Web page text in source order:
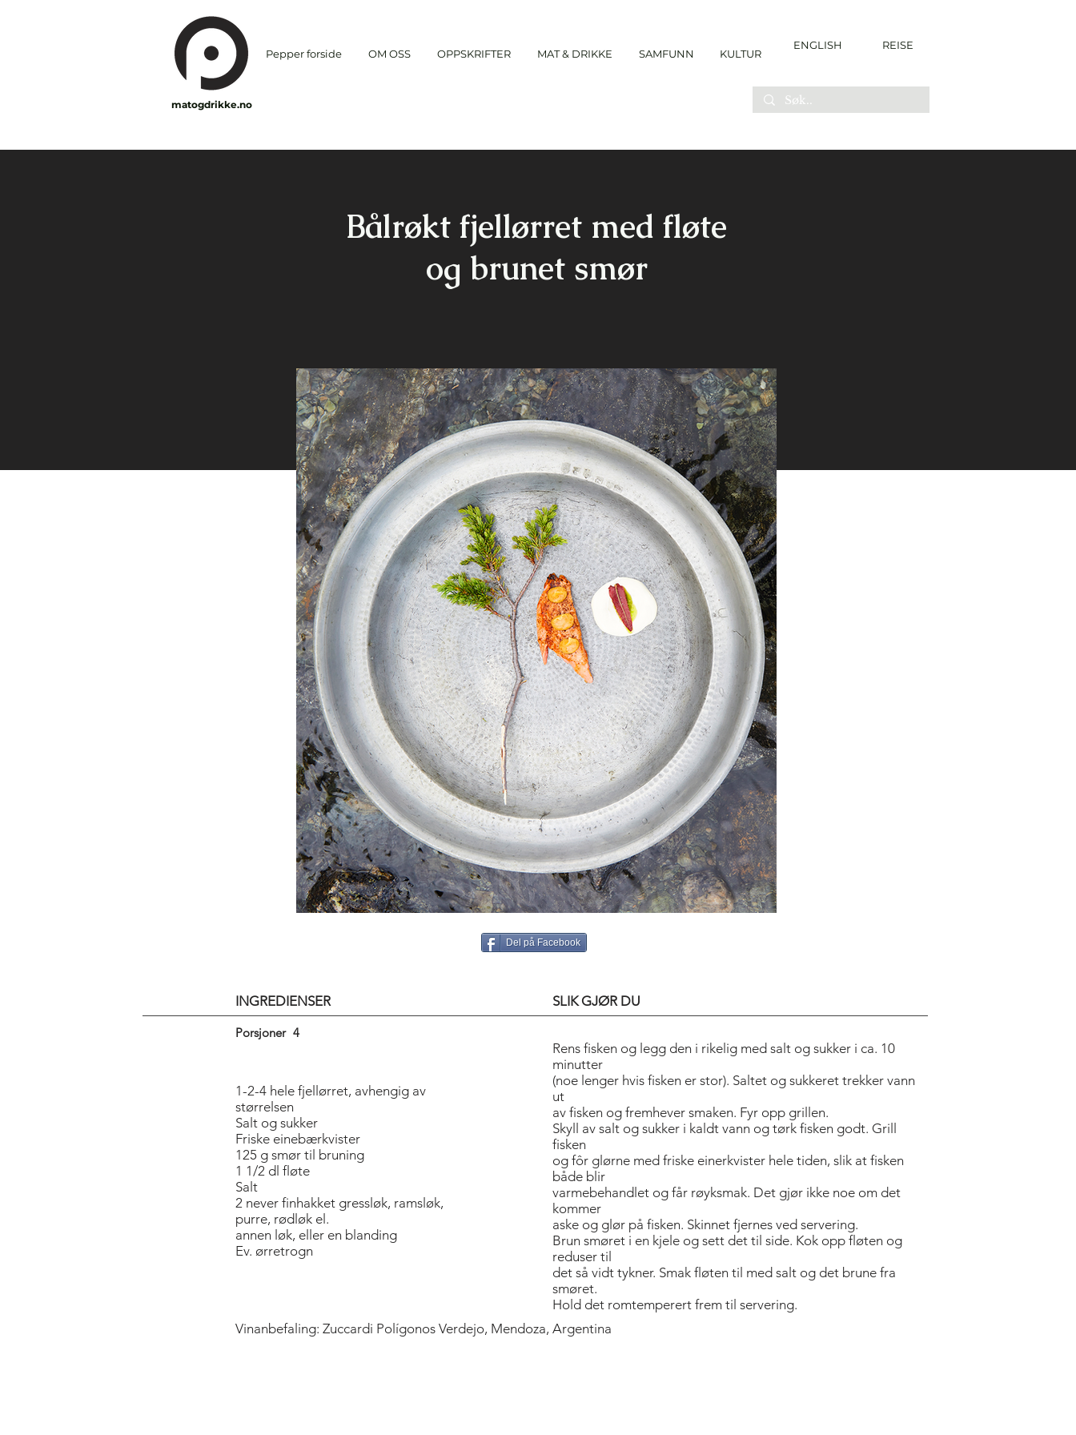
Pepper forside OM OSS OPPSKRIFTER MAT & DRIKKE SAMFUNN KULTUR
ENGLISH REISE
matogdrikke.no
Bålrøkt fjellørret med fløte
og brunet smør
Del på Facebook
INGREDIENSER SLIK GJØR DU
Porsjoner 4
1-2-4 hele fjellørret, avhengig av
størrelsen
Salt og sukker
Friske einebærkvister
125 g smør til bruning
1 1/2 dl fløte
Salt
2 never finhakket gressløk, ramsløk,
purre, rødløk el.
annen løk, eller en blanding
Ev. ørretrogn
Rens fisken og legg den i rikelig med salt og sukker i ca. 10
minutter
(noe lenger hvis fisken er stor). Saltet og sukkeret trekker vann
ut
av fisken og fremhever smaken. Fyr opp grillen.
Skyll av salt og sukker i kaldt vann og tørk fisken godt. Grill
fisken
og fôr glørne med friske einerkvister hele tiden, slik at fisken
både blir
varmebehandlet og får røyksmak. Det gjør ikke noe om det
kommer
aske og glør på fisken. Skinnet fjernes ved servering.
Brun smøret i en kjele og sett det til side. Kok opp fløten og
reduser til
det så vidt tykner. Smak fløten til med salt og det brune fra
smøret.
Hold det romtemperert frem til servering.
Vinanbefaling: Zuccardi Polígonos Verdejo, Mendoza, Argentina